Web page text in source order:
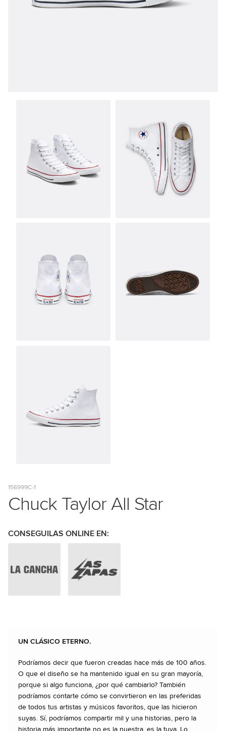
156999C-1
Chuck Taylor All Star
CONSEGUILAS ONLINE EN:
UN CLÁSICO ETERNO.
Podríamos decir que fueron creadas hace más de 100 años.
O que el diseño se ha mantenido igual en su gran mayoría,
porque si algo funciona, ¿por qué cambiarlo? También
podríamos contarte cómo se convirtieron en las preferidas
de todos tus artistas y músicos favoritos, que las hicieron
suyas. Sí, podríamos compartir mil y una historias, pero la
historia más importante no es la nuestra, es la tuya. Lo